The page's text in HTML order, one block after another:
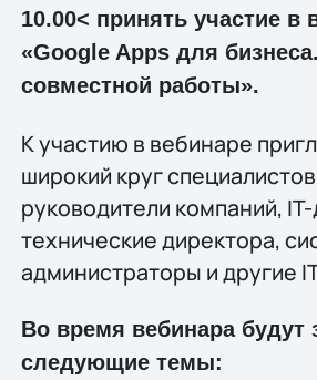
10.00< принять участие в
«Google Apps для
совместной работы».
К участию в вебинаре
широкий круг
руководители компаний,
технические директора,
администраторы и другие
Во время вебинара будут
следующие темы: